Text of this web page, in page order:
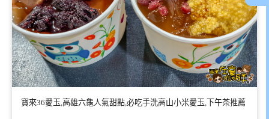
寶來36愛玉,高雄六龜人氣甜點,必吃手洗高山小米愛玉,下午茶推薦